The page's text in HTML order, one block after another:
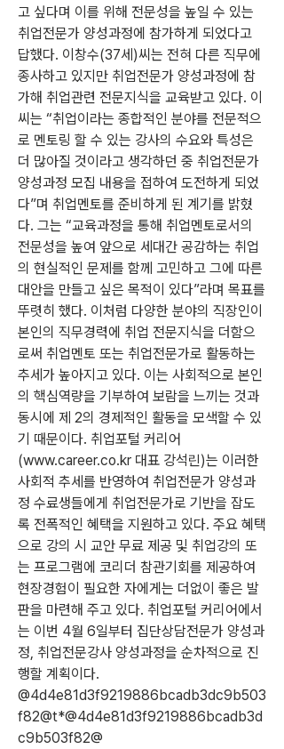
고 싶다며 이를 위해 전문성을 높일 수 있는
취업전문가 양성과정에 참가하게 되었다고
답했다. 이창수(37세)씨는 전혀 다른 직무에
종사하고 있지만 취업전문가 양성과정에 참
가해 취업관련 전문지식을 교육받고 있다. 이
씨는 “취업이라는 종합적인 분야를 전문적으
로 멘토링 할 수 있는 강사의 수요와 특성은
더 많아질 것이라고 생각하던 중 취업전문가
양성과정 모집 내용을 접하여 도전하게 되었
다”며 취업멘토를 준비하게 된 계기를 밝혔
다. 그는 “교육과정을 통해 취업멘토로서의
전문성을 높여 앞으로 세대간 공감하는 취업
의 현실적인 문제를 함께 고민하고 그에 따른
대안을 만들고 싶은 목적이 있다”라며 목표를
뚜렷히 했다. 이처럼 다양한 분야의 직장인이
본인의 직무경력에 취업 전문지식을 더함으
로써 취업멘토 또는 취업전문가로 활동하는
추세가 높아지고 있다. 이는 사회적으로 본인
의 핵심역량을 기부하여 보람을 느끼는 것과
동시에 제 2의 경제적인 활동을 모색할 수 있
기 때문이다. 취업포털 커리어
(www.career.co.kr 대표 강석린)는 이러한
사회적 추세를 반영하여 취업전문가 양성과
정 수료생들에게 취업전문가로 기반을 잡도
록 전폭적인 혜택을 지원하고 있다. 주요 혜택
으로 강의 시 교안 무료 제공 및 취업강의 또
는 프로그램에 코리더 참관기회를 제공하여
현장경험이 필요한 자에게는 더없이 좋은 발
판을 마련해 주고 있다. 취업포털 커리어에서
는 이번 4월 6일부터 집단상담전문가 양성과
정, 취업전문강사 양성과정을 순차적으로 진
행할 계획이다.
@4d4e81d3f9219886bcadb3dc9b503
f82@t*@4d4e81d3f9219886bcadb3d
c9b503f82@